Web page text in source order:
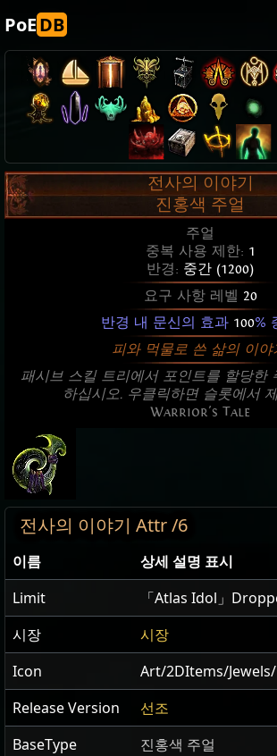
PoEDB
전사의 이야기
진홍색 주얼
주얼
중복 사용 제한: 1
반경: 중간 (1200)
요구 사항 레벨 20
반경 내 문신의 효과 100%
피와 먹물로 쓴 삶의 이야
패시브 스킬 트리에서 포인트를 할당한
하십시오. 우클릭하면 슬롯에서
Warrior's Tale
전사의 이야기 Attr /6
이름
상세 설명 표시
Limit
「Atlas Idol」
시장
시장
Icon
Art/2DItems/
Release Version
선조
BaseType
진홍색 주얼